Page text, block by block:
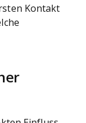
Kontakt